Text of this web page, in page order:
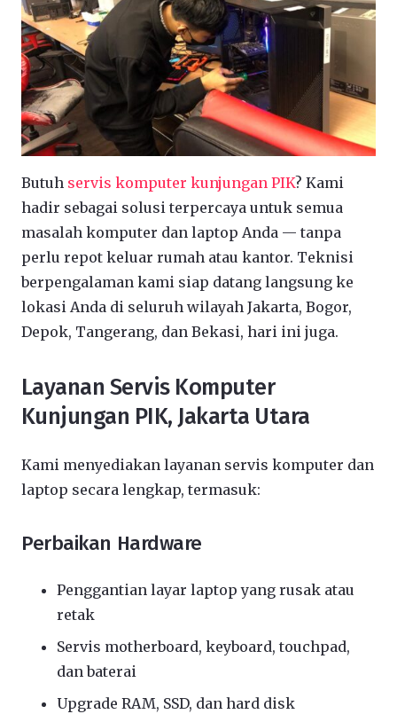
Butuh servis komputer kunjungan PIK? Kami
hadir sebagai solusi terpercaya untuk semua
masalah komputer dan laptop Anda — tanpa
perlu repot keluar rumah atau kantor. Teknisi
berpengalaman kami siap datang langsung ke
lokasi Anda di seluruh wilayah Jakarta, Bogor,
Depok, Tangerang, dan Bekasi, hari ini juga.
Layanan Servis Komputer
Kunjungan PIK, Jakarta Utara
Kami menyediakan layanan servis komputer dan
laptop secara lengkap, termasuk:
Perbaikan Hardware
Penggantian layar laptop yang rusak atau
retak
Servis motherboard, keyboard, touchpad,
dan baterai
Upgrade RAM, SSD, dan hard disk